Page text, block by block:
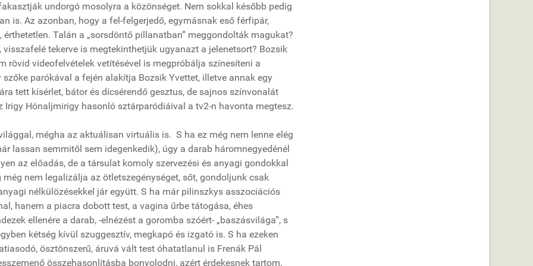
undorgó mosolyra a közönséget. Nem sokkal később pedig
is. Az azonban, hogy a fel-felgerjedő, egymásnak eső férfipár,
Talán a „sorsdöntő pillanatban” meggondolták magukat?
tekerve is megtekinthetjük ugyanazt a jelenetsort? Bozsik
rövid videofelvételek vetítésével is megpróbálja színesíteni a
parókával a fején alakítja Bozsik Yvettet, illetve annak egy
tett kísérlet, bátor és dícsérendő gesztus, de sajnos színvonalát
Hónaljmirigy hasonló sztárparódiáival a tv2-n havonta megtesz.
mégha az aktuálisan virtuális is. S ha ez még nem lenne elég
lassan semmitől sem idegenkedik), úgy a darab háromnegyedénél
az előadás, de a társulat komoly szervezési és anyagi gondokkal
nem legalizálja az ötletszegénységet, sőt, gondoljunk csak
nélkülözésekkel jár együtt. S ha már pilinszkys asszociációs
hanem a piacra dobott test, a vagina űrbe tátogása, éhes
ellenére a darab, -elnézést a goromba szóért- „baszásvilága”, s
kétség kívül szuggesztív, megkapó és izgató is. S ha ezeken
ösztönszerű, áruvá vált test óhatatlanul is Frenák Pál
összehasonlításba bonyolodni, azért érdekesnek tartom,